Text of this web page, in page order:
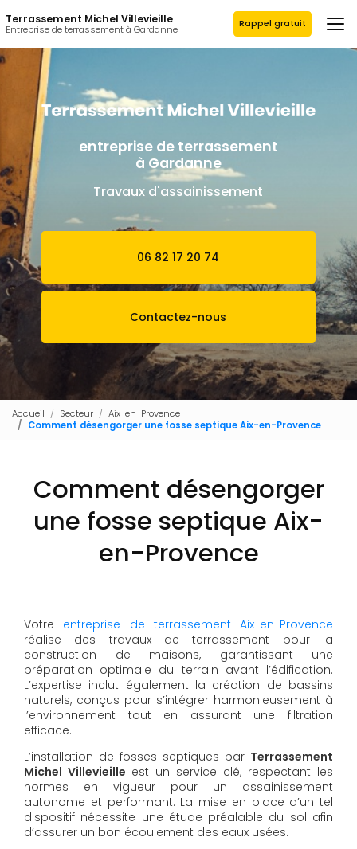
au
contenu
principal
Terrassement Michel Villevieille
Entreprise de terrassement à Gardanne Rappel gratuit
entreprise de terrassement
à Gardanne
Travaux d'assainissement
06 82 17 20 74
Contactez-nous
Accueil Secteur
Aix-en-Provence
Comment désengorger une fosse septique Aix-en-Provence
Comment désengorger
une fosse septique Aix-
en-Provence
Votre entreprise de terrassement Aix-en-Provence
réalise des travaux de terrassement pour la
construction de maisons, garantissant une
préparation optimale du terrain avant l’édification.
L’expertise inclut également la création de bassins
naturels, conçus pour s’intégrer harmonieusement à
l’environnement tout en assurant une filtration
efficace.
L’installation de fosses septiques par Terrassement
Michel Villevieille est un service clé, respectant les
normes en vigueur pour un assainissement
autonome et performant. La mise en place d’un tel
dispositif nécessite une étude préalable du sol afin
d’assurer un bon écoulement des eaux usées.